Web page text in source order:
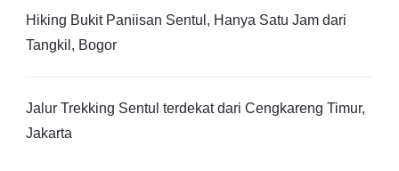
Hiking Bukit Paniisan Sentul, Hanya Satu Jam dari
Tangkil, Bogor
Jalur Trekking Sentul terdekat dari Cengkareng Timur,
Jakarta